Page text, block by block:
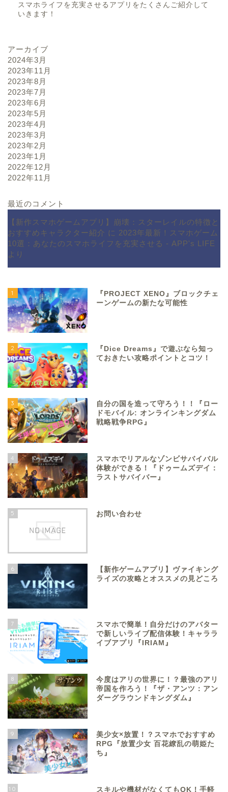
スマホライフを充実させるアプリをたくさんご紹介して
いきます！
アーカイブ
2024年3月
2023年11月
2023年8月
2023年7月
2023年6月
2023年5月
2023年4月
2023年3月
2023年2月
2023年1月
2022年12月
2022年11月
最近のコメント
【新作スマホゲームアプリ】崩壊：スターレイルの特徴と
おすすめキャラクター紹介 に 2023年最新！スマホゲーム
10選：あなたのスマホライフを充実させる - APP's LIFE
より
1
『PROJECT XENO』ブロックチェ
ーンゲームの新たな可能性
2
『Dice Dreams』で遊ぶなら知っ
ておきたい攻略ポイントとコツ！
3
自分の国を造って守ろう！！『ロー
ドモバイル: オンラインキングダム
戦略戦争RPG』
4
スマホでリアルなゾンビサバイバル
体験ができる！『ドゥームズデイ：
ラストサバイバー』
5 お問い合わせ
6
【新作ゲームアプリ】ヴァイキング
ライズの攻略とオススメの見どころ
7
スマホで簡単！自分だけのアバター
で新しいライブ配信体験！キャララ
イブアプリ『IRIAM』
8
今度はアリの世界に！？最強のアリ
帝国を作ろう！『ザ・アンツ：アン
ダーグラウンドキングダム』
9
美少女×放置！？スマホでおすすめ
RPG『放置少女 百花繚乱の萌姫た
ち』
10 スキルや機材がなくてもOK！手軽